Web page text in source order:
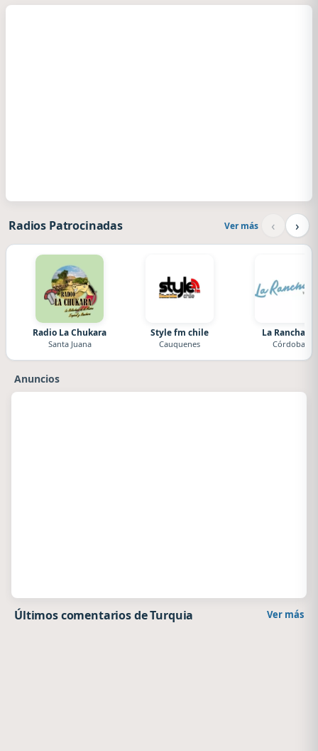
Radios Patrocinadas Ver más ‹ ›
Radio La Chukara
Santa Juana
Style fm chile
Cauquenes
La Ranchada
Córdoba
Anuncios
Últimos comentarios de Turquia Ver más